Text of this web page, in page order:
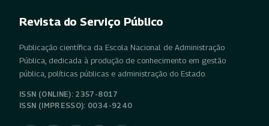
Revista do Serviço Público
Publicação científica da Escola Nacional de Administração
Pública, dedicada à produção de conhecimento em gestão
pública, políticas públicas e administração do Estado.
ISSN (ONLINE): 2357-8017
ISSN (IMPRESSO): 0034-9240